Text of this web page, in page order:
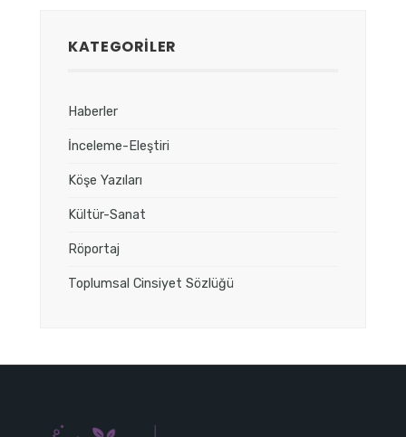
KATEGORILER
Haberler
İnceleme-Eleştiri
Köşe Yazıları
Kültür-Sanat
Röportaj
Toplumsal Cinsiyet Sözlüğü